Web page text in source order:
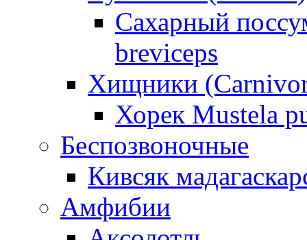
Сахарный
breviceps
Хищники
Хорек Mustela
Беспозвоночные
Кивсяк
Амфибии